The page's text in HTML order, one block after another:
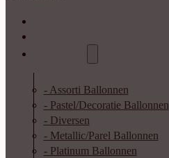
- Assorti Ballonnen
- Pastel/Decoratie Ballonnen
- Diversen
- Metallic/Parel Ballonnen
- Platinum Ballonnen